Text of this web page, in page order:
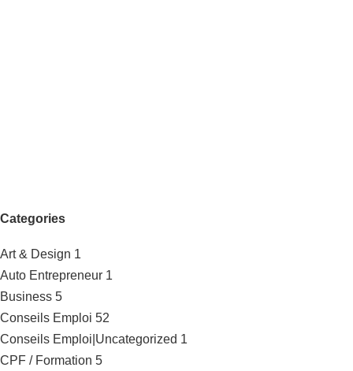
Categories
Art & Design 1
Auto Entrepreneur 1
Business 5
Conseils Emploi 52
Conseils Emploi|Uncategorized 1
CPF / Formation 5